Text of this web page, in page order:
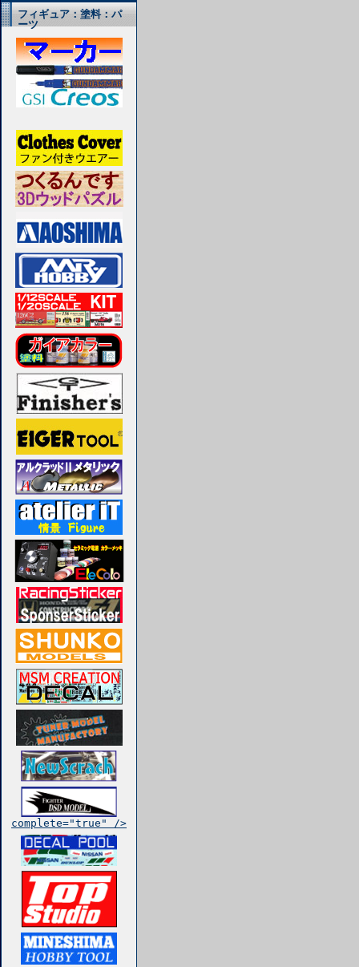
フィギュア：塗料：パ
ーツ
complete="true" />